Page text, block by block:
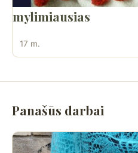
mylimiausias
17 m.
Panašūs darbai